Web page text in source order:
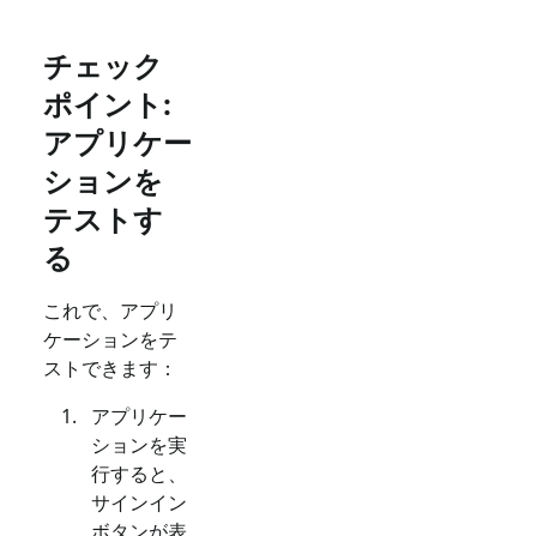
チェック
ポイント:
アプリケー
ションを
テストす
る
これで、アプリ
ケーションをテ
ストできます：
アプリケー
ションを実
行すると、
サインイン